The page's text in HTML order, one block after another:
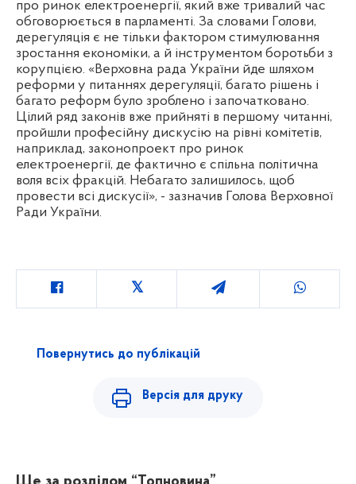
про ринок електроенергії, який вже тривалий час
обговорюється в парламенті. За словами Голови,
дерегуляція є не тільки фактором стимулювання
зростання економіки, а й інструментом боротьби з
корупцією. «Верховна рада України йде шляхом
реформи у питаннях дерегуляції, багато рішень і
багато реформ було зроблено і започатковано.
Цілий ряд законів вже прийняті в першому читанні,
пройшли професійну дискусію на рівні комітетів,
наприклад, законопроект про ринок
електроенергії, де фактично є спільна політична
воля всіх фракцій. Небагато залишилось, щоб
провести всі дискусії», - зазначив Голова Верховної
Ради України.
Повернутись до публікацій
Версія для друку